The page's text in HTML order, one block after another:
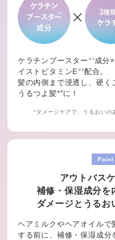
ケラチンブースター ※1 成分
イストビタミンE ※3 配合。
髪の内側まで浸透し、硬く
うるつよ髪*”に！
*ダメージケアで、うるおいの
アウトバス
補修・保湿成分を
ダメージとうるお
ヘアミルクやヘアオイルで
する前に、補修・保湿成分